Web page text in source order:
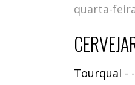
quarta-
Tourqual - -